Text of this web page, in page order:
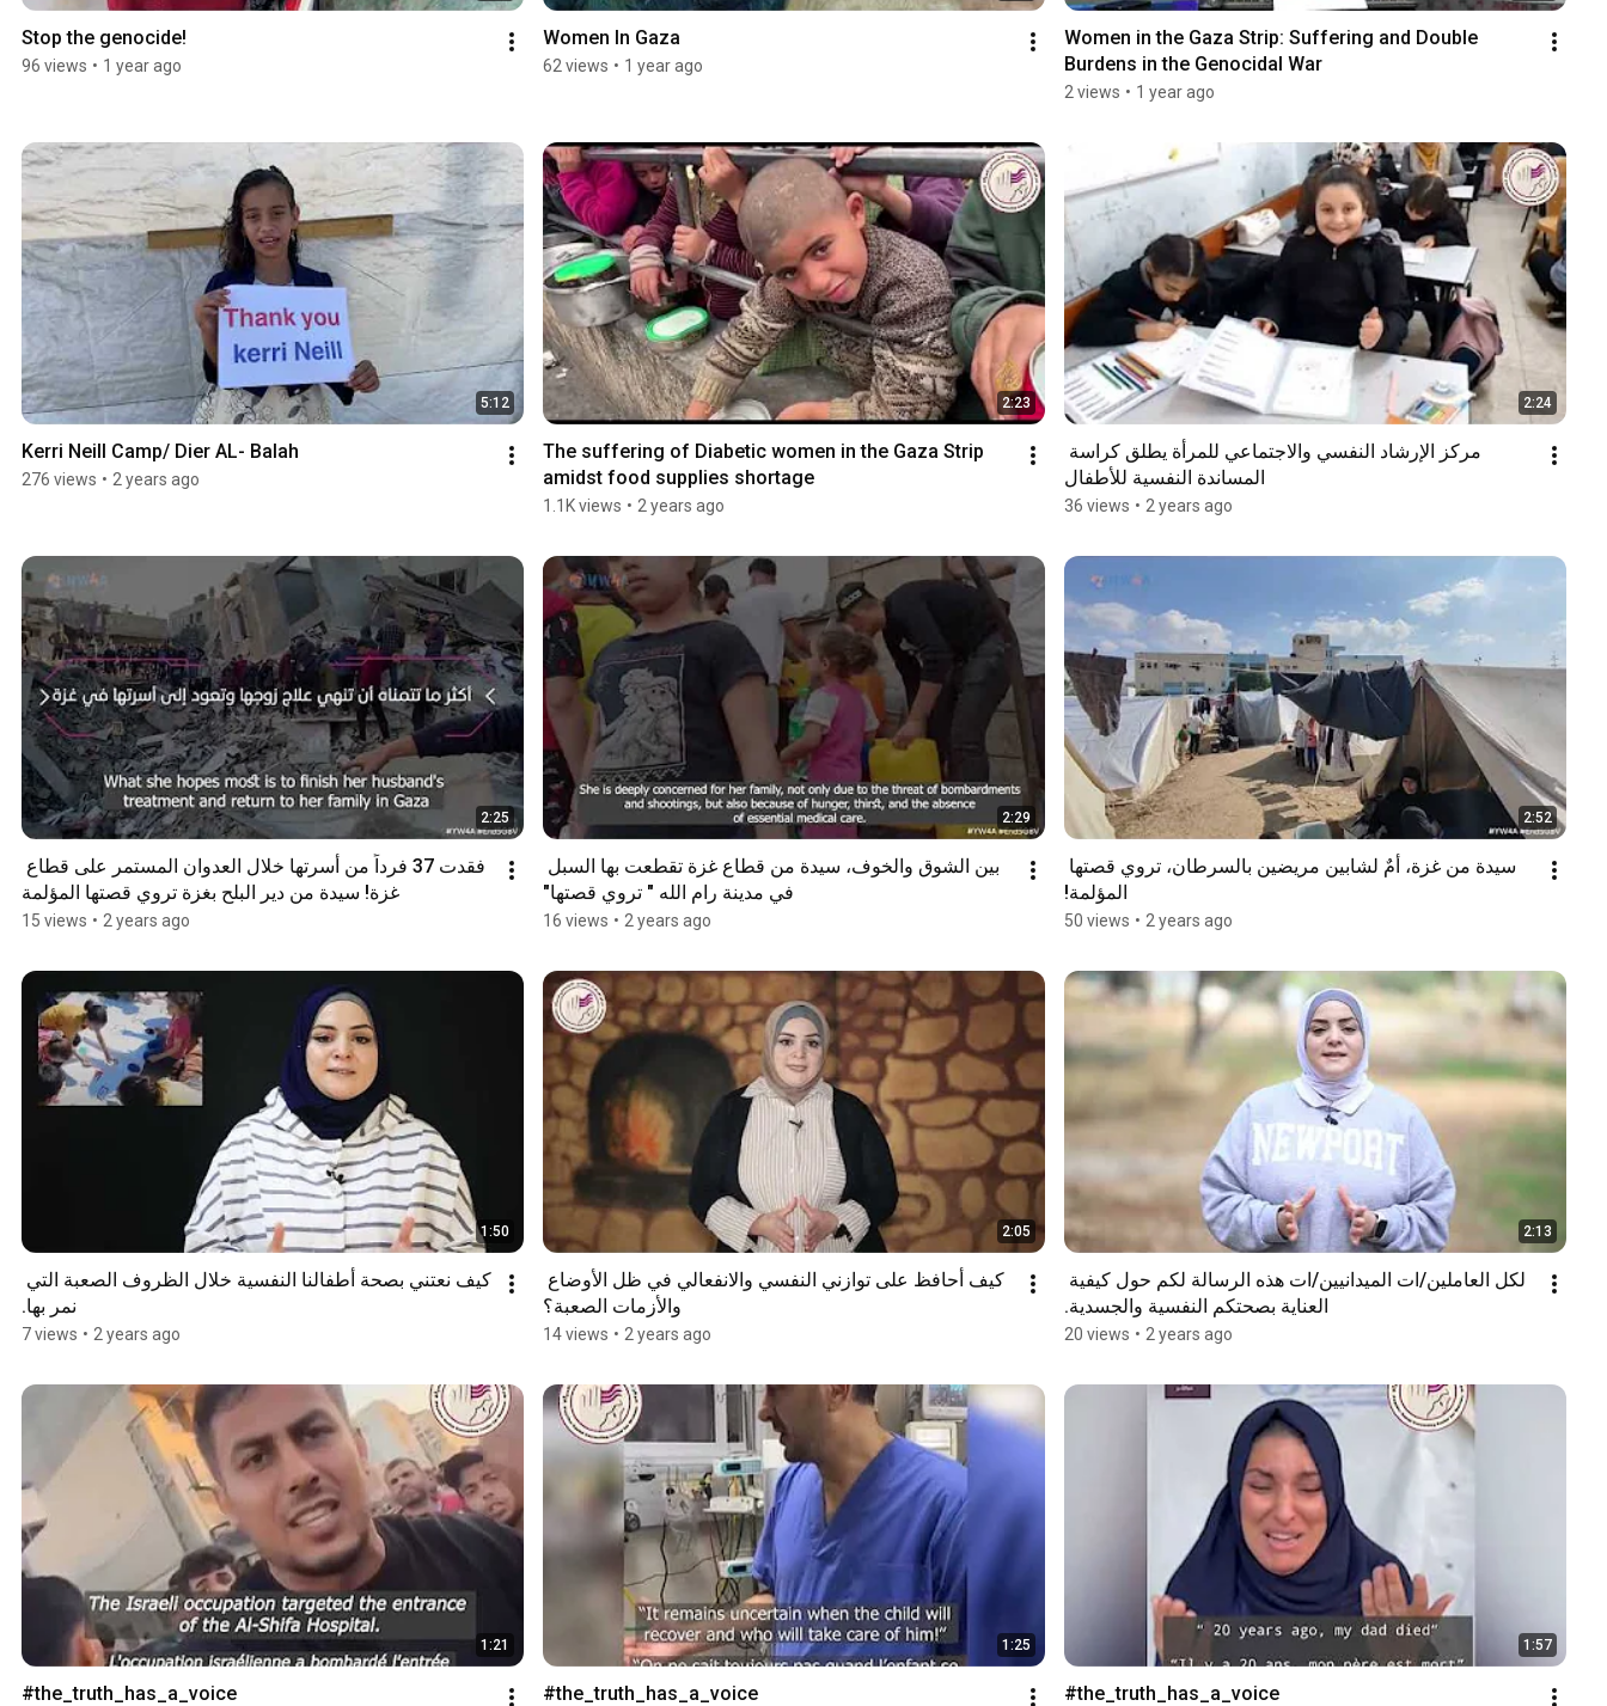
Stop the genocide!
96 views • 1 year ago
Women In Gaza
62 views • 1 year ago
Women in the Gaza Strip: Suffering and Double
Burdens in the Genocidal War
2 views • 1 year ago
5:12
Kerri Neill Camp/ Dier AL- Balah
276 views • 2 years ago
2:23
The suffering of Diabetic women in the Gaza Strip
amidst food supplies shortage
1.1K views • 2 years ago
2:24
المساندة النفسية للأطفال
36 views • 2 years ago
2:25
غزة! سيدة من دير البلح بغزة تروي قصتها المؤلمة
15 views • 2 years ago
2:29
في مدينة رام الله " تروي قصتها"
16 views • 2 years ago
2:52
المؤلمة!
50 views • 2 years ago
1:50
نمر بها.
7 views • 2 years ago
2:05
والأزمات الصعبة؟
14 views • 2 years ago
2:13
العناية بصحتكم النفسية والجسدية.
20 views • 2 years ago
1:21
#the_truth_has_a_voice
1:25
#the_truth_has_a_voice
1:57
#the_truth_has_a_voice